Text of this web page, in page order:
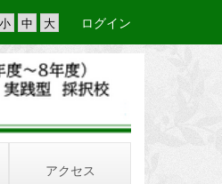
ログイン
アクセス